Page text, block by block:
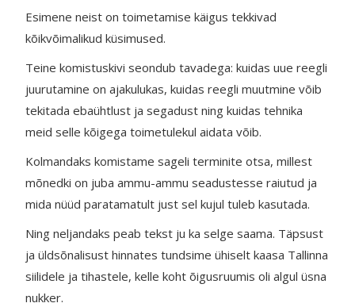
Esimene neist on toimetamise käigus tekkivad
kõikvõimalikud küsimused.
Teine komistuskivi seondub tavadega: kuidas uue reegli
juurutamine on ajakulukas, kuidas reegli muutmine võib
tekitada ebaühtlust ja segadust ning kuidas tehnika
meid selle kõigega toimetulekul aidata võib.
Kolmandaks komistame sageli terminite otsa, millest
mõnedki on juba ammu-ammu seadustesse raiutud ja
mida nüüd paratamatult just sel kujul tuleb kasutada.
Ning neljandaks peab tekst ju ka selge saama. Täpsust
ja üldsõnalisust hinnates tundsime ühiselt kaasa Tallinna
siilidele ja tihastele, kelle koht õigusruumis oli algul üsna
nukker.